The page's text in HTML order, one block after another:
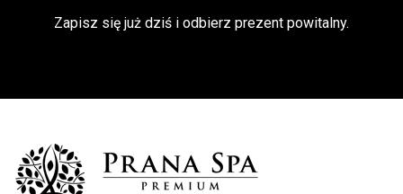
Zapisz się już dziś i odbierz prezent powitalny.